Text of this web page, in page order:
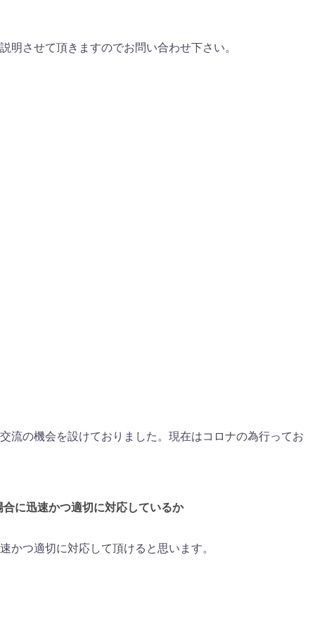
させて頂きますのでお問い合わせ下さい。
流の機会を設けておりました。現在はコロナの為行ってお
に迅速かつ適切に対応しているか
つ適切に対応して頂けると思います。